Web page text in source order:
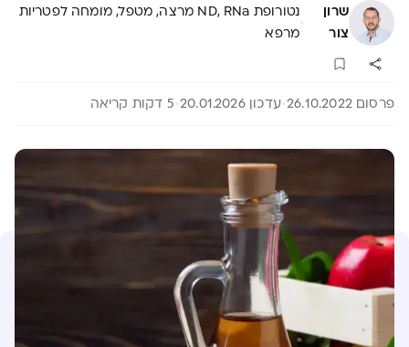
שרון
צור
·
נטורופת ND, RNa מרצה, מטפל, מומחה לפטריות
מרפא
פרסום 26.10.2022 עדכון 20.01.2026 5 דקות קריאה